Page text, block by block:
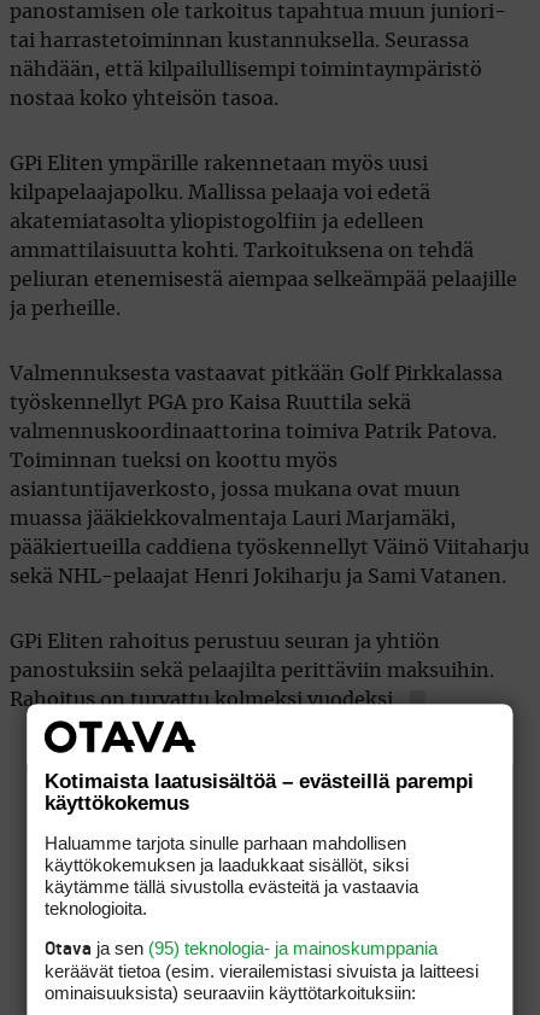
panostamisen ole tarkoitus tapahtua muun juniori-
tai harrastetoiminnan kustannuksella. Seurassa
nähdään, että kilpailullisempi toimintaympäristö
nostaa koko yhteisön tasoa.
GPi Eliten ympärille rakennetaan myös uusi
kilpapelaajapolku. Mallissa pelaaja voi edetä
akatemiatasolta yliopistogolfiin ja edelleen
ammattilaisuutta kohti. Tarkoituksena on tehdä
peliuran etenemisestä aiempaa selkeämpää pelaajille
ja perheille.
Valmennuksesta vastaavat pitkään Golf Pirkkalassa
työskennellyt PGA pro Kaisa Ruuttila sekä
valmennuskoordinaattorina toimiva Patrik Patova.
Toiminnan tueksi on koottu myös
asiantuntijaverkosto, jossa mukana ovat muun
muassa jääkiekkovalmentaja Lauri Marjamäki,
pääkiertueilla caddiena työskennellyt Väinö Viitaharju
sekä NHL-pelaajat Henri Jokiharju ja Sami Vatanen.
GPi Eliten rahoitus perustuu seuran ja yhtiön
panostuksiin sekä pelaajilta perittäviin maksuihin.
Rahoitus on turvattu kolmeksi vuodeksi.
Kotimaista laatusisältöä – evästeillä parempi
käyttökokemus
Haluamme tarjota sinulle parhaan mahdollisen
käyttökokemuksen ja laadukkaat sisällöt, siksi
käytämme tällä sivustolla evästeitä ja vastaavia
teknologioita.
Otava ja sen (95) teknologia- ja mainoskumppania
keräävät tietoa (esim. vierailemis­tasi sivuista ja laitteesi
ominaisuuk­sista) seuraaviin käyttötarkoituksiin: